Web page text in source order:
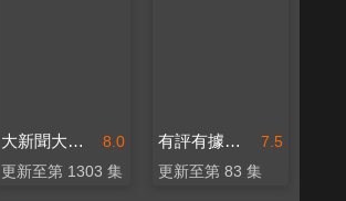
8.0
大新聞大爆卦
更新至第 1303 集
7.5
有評有據看台灣
更新至第 83 集